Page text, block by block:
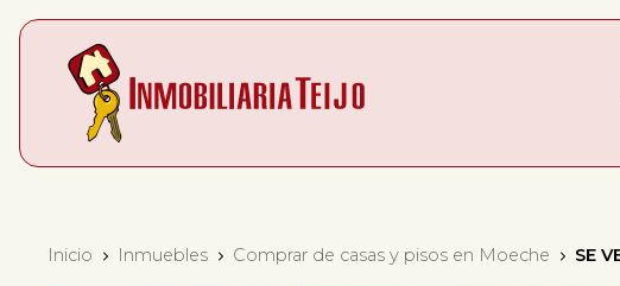
Inicio Inmuebles Comprar de casas y pisos en Moeche SE